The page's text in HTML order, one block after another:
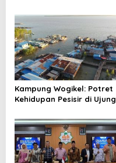
Menghindari Spekulasi
Berlebihan
Kampung Wogikel: Potret
Kehidupan Pesisir di Ujung
Bertahan di Tengah
Keterbatasan